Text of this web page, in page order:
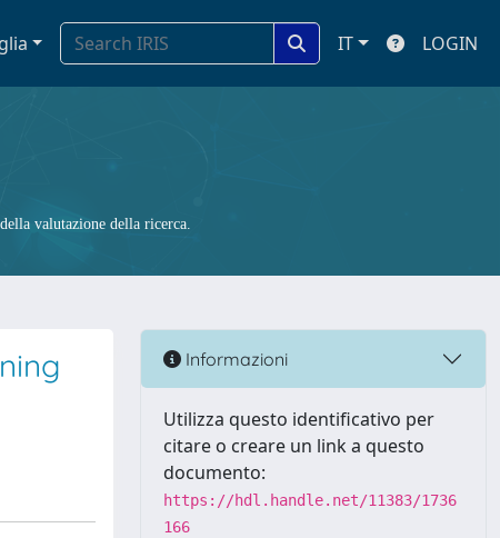
IT LOGIN
valutazione della ricerca.
Informazioni
Utilizza questo identificativo per
citare o creare un link a questo
documento:
https://hdl.handle.net/11383/1736
166